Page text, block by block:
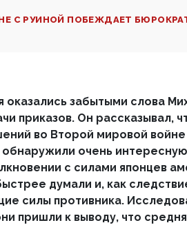
С РУИНОЙ ПОБЕЖДАЕТ
оказались забытыми слова
приказов. Он рассказывал,
во Второй мировой
очень
с силами японцев
думали и, как
силы противника.
пришли к выводу, что